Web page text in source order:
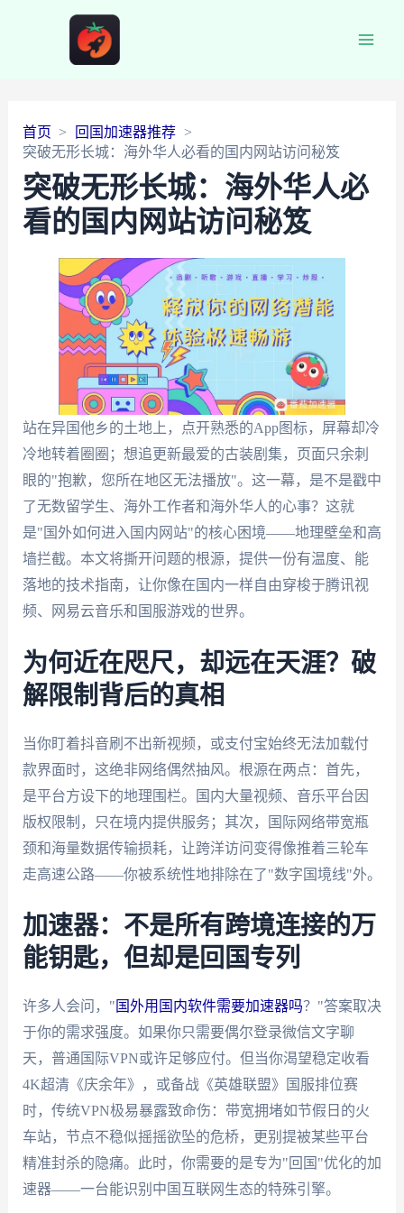
首页
回国加速器推荐
突破无形长城：海外华人必看的国内网站访问秘笈
突破无形长城：海外华人必
看的国内网站访问秘笈
站在异国他乡的土地上，点开熟悉的App图标，屏幕却冷
冷地转着圈圈；想追更新最爱的古装剧集，页面只余刺
眼的"抱歉，您所在地区无法播放"。这一幕，是不是戳中
了无数留学生、海外工作者和海外华人的心事？这就
是"国外如何进入国内网站"的核心困境——地理壁垒和高
墙拦截。本文将撕开问题的根源，提供一份有温度、能
落地的技术指南，让你像在国内一样自由穿梭于腾讯视
频、网易云音乐和国服游戏的世界。
为何近在咫尺，却远在天涯？破
解限制背后的真相
当你盯着抖音刷不出新视频，或支付宝始终无法加载付
款界面时，这绝非网络偶然抽风。根源在两点：首先，
是平台方设下的地理围栏。国内大量视频、音乐平台因
版权限制，只在境内提供服务；其次，国际网络带宽瓶
颈和海量数据传输损耗，让跨洋访问变得像推着三轮车
走高速公路——你被系统性地排除在了"数字国境线"外。
加速器：不是所有跨境连接的万
能钥匙，但却是回国专列
许多人会问，" 国外用国内软件需要加速器吗？"答案取决
于你的需求强度。如果你只需要偶尔登录微信文字聊
天，普通国际VPN或许足够应付。但当你渴望稳定收看
4K超清《庆余年》，或备战《英雄联盟》国服排位赛
时，传统VPN极易暴露致命伤：带宽拥堵如节假日的火
车站，节点不稳似摇摇欲坠的危桥，更别提被某些平台
精准封杀的隐痛。此时，你需要的是专为"回国"优化的加
速器——一台能识别中国互联网生态的特殊引擎。